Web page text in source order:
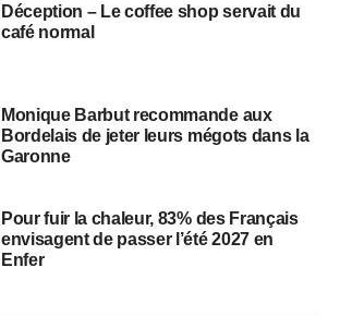
Déception – Le coffee shop servait du
café normal
Monique Barbut recommande aux
Bordelais de jeter leurs mégots dans la
Garonne
Pour fuir la chaleur, 83% des Français
envisagent de passer l’été 2027 en
Enfer